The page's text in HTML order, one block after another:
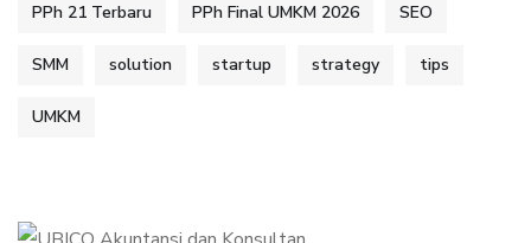
PPh 21 Terbaru PPh Final UMKM 2026 SEO
SMM solution startup strategy tips
UMKM